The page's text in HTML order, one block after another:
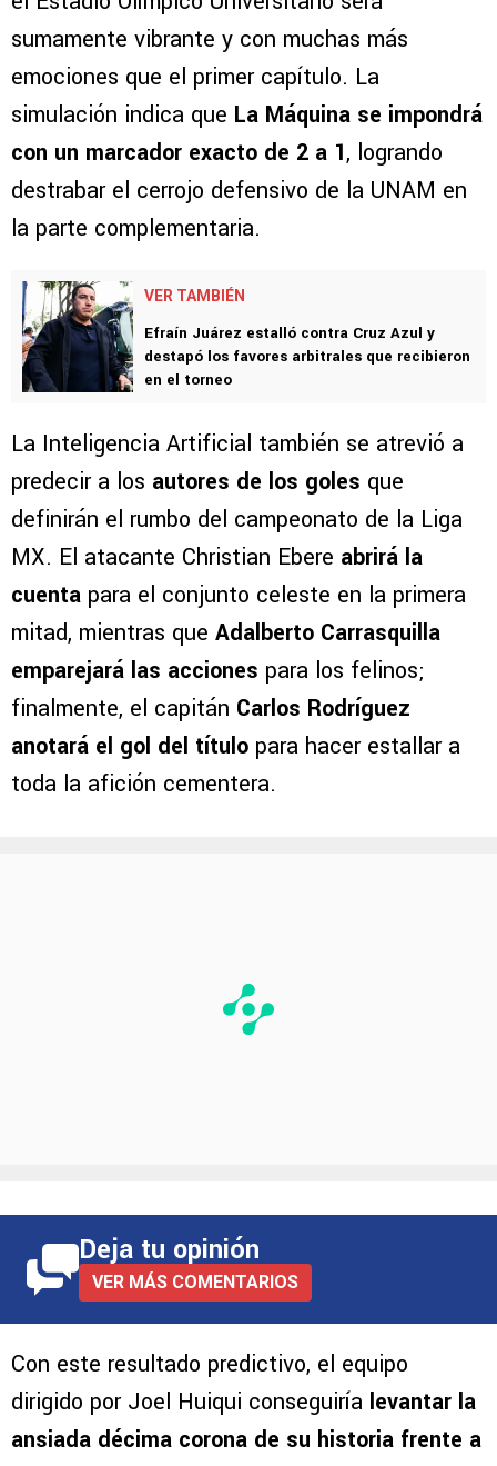
sumamente vibrante y con muchas más
emociones que el primer capítulo. La
simulación indica que La Máquina se impondrá
con un marcador exacto de 2 a 1, logrando
destrabar el cerrojo defensivo de la UNAM en
la parte complementaria.
VER TAMBIÉN
Efraín Juárez estalló contra Cruz Azul y
destapó los favores arbitrales que recibieron
en el torneo
La Inteligencia Artificial también se atrevió a
predecir a los autores de los goles que
definirán el rumbo del campeonato de la Liga
MX. El atacante Christian Ebere abrirá la
cuenta para el conjunto celeste en la primera
mitad, mientras que Adalberto Carrasquilla
emparejará las acciones para los felinos;
finalmente, el capitán Carlos Rodríguez
anotará el gol del título para hacer estallar a
toda la afición cementera.
Deja tu opinión
VER MÁS COMENTARIOS
Con este resultado predictivo, el equipo
dirigido por Joel Huiqui conseguiría levantar la
ansiada décima corona de su historia frente a